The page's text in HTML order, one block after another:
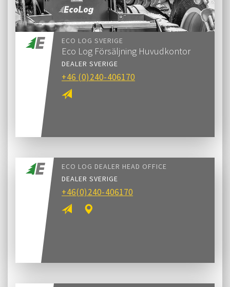
ECO LOG SVERIGE
Eco Log Försäljning Huvudkontor
DEALER SVERIGE
+46 (0)240-406170
ECO LOG DEALER HEAD OFFICE
DEALER SVERIGE
+46(0)240-406170